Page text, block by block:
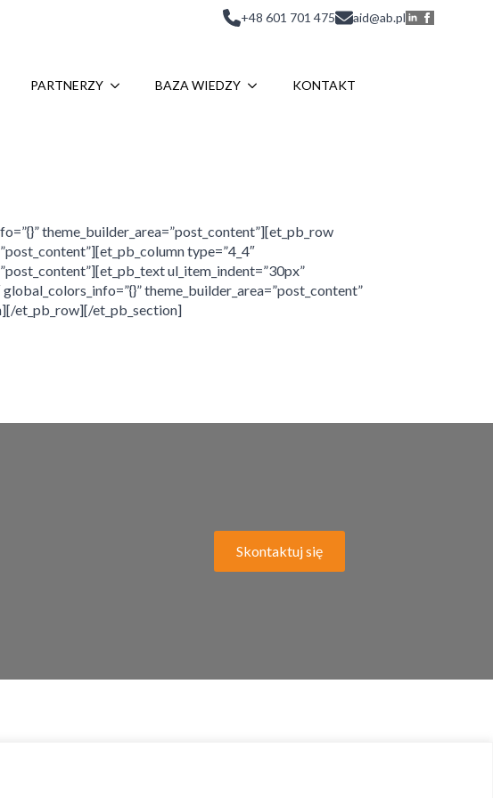
+48 601 701 475 aid@ab.pl
PARTNERZY BAZA WIEDZY KONTAKT
theme_builder_area=”post_content”][et_pb_row
type=”4_4″
ul_item_indent=”30px”
theme_builder_area=”post_content”
et_pb_row][/et_pb_section]
Skontaktuj się